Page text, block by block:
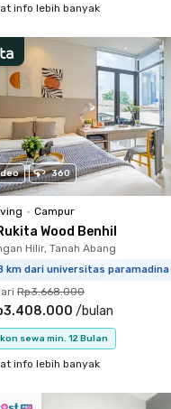
info lebih banyak
360
• Campur
Wood Benhil
Hilir, Tanah Abang
km dari universitas paramadina
Rp3.668.000
/bulan
sewa min. 12 Bulan
info lebih banyak